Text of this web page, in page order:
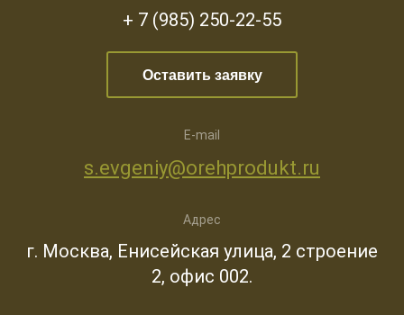
+ 7 (985) 250-22-55
Оставить заявку
E-mail
s.evgeniy@orehprodukt.ru
Адрес
г. Москва, Енисейская улица, 2 строение
2, офис 002.